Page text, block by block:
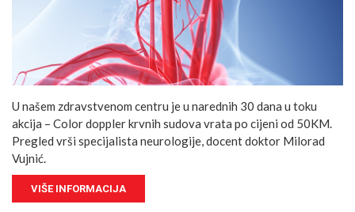
U našem zdravstvenom centru je u narednih 30 dana u toku
akcija – Color doppler krvnih sudova vrata po cijeni od 50KM.
Pregled vrši specijalista neurologije, docent doktor Milorad
Vujnić.
VIŠE INFORMACIJA